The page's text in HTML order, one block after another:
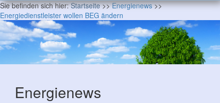
Sie befinden sich hier:Startseite>>Energienews>>
Energiedienstleister wollen BEG ändern
Energienews